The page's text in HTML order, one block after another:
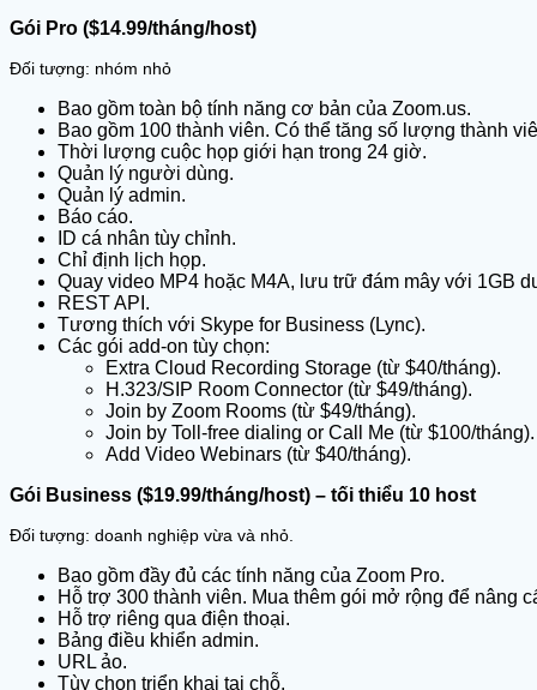
Gói Pro ($14.99/tháng/host)
Đối tượng: nhóm nhỏ
Bao gồm toàn bộ tính năng cơ bản của Zoom.us.
Bao gồm 100 thành viên. Có thể tăng số lượng thành
Thời lượng cuộc họp giới hạn trong 24 giờ.
Quản lý người dùng.
Quản lý admin.
Báo cáo.
ID cá nhân tùy chỉnh.
Chỉ định lịch họp.
Quay video MP4 hoặc M4A, lưu trữ đám mây với 1GB
REST API.
Tương thích với Skype for Business (Lync).
Các gói add-on tùy chọn:
Extra Cloud Recording Storage (từ $40/tháng).
H.323/SIP Room Connector (từ $49/tháng).
Join by Zoom Rooms (từ $49/tháng).
Join by Toll-free dialing or Call Me (từ $100/tháng).
Add Video Webinars (từ $40/tháng).
Gói Business ($19.99/tháng/host) – tối thiểu 10 host
Đối tượng: doanh nghiệp vừa và nhỏ.
Bao gồm đầy đủ các tính năng của Zoom Pro.
Hỗ trợ 300 thành viên. Mua thêm gói mở rộng để nâng
Hỗ trợ riêng qua điện thoại.
Bảng điều khiển admin.
URL ảo.
Tùy chọn triển khai tại chỗ.